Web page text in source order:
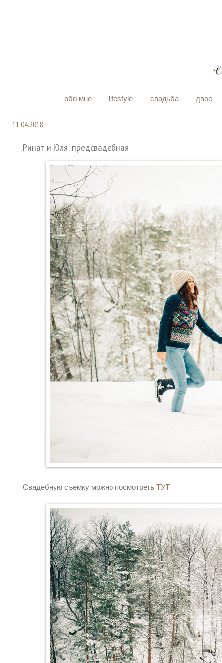
обо мне lifestyle свадьба двое
11.04.2018
Ринат и Юля: предсвадебная
Свадебную съемку можно посмотреть ТУТ